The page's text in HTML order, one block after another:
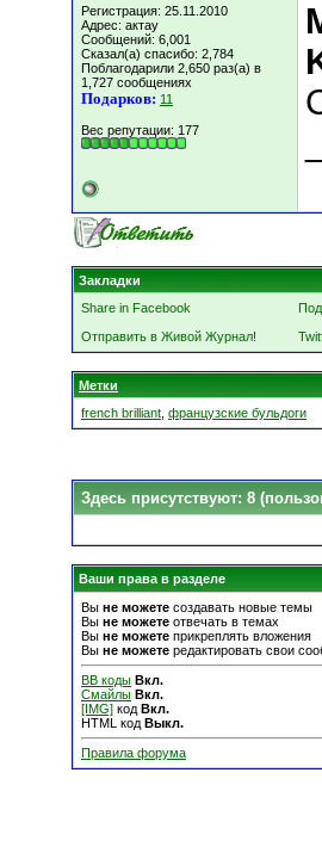
Регистрация: 25.11.2010
Адрес: актау
Сообщений: 6,001
Сказал(а) спасибо: 2,784
Поблагодарили 2,650 раз(а) в
1,727 сообщениях
Подарков: 11
Вес репутации: 177
Закладки
Share in Facebook
Отправить в Живой Журнал!
Метки
french brilliant французские бульдоги
Здесь присутствуют: 8
Ваши права в разделе
Вы не можете создавать новые темы
Вы не можете отвечать в темах
Вы не можете прикреплять вложения
Вы не можете редактировать свои
BB коды Вкл.
Смайлы Вкл.
[IMG] код Вкл.
HTML код Выкл.
Правила форума